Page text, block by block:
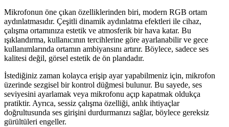
Mikrofonun öne çıkan özelliklerinden biri, modern RGB ortam
aydınlatmasıdır. Çeşitli dinamik aydınlatma efektleri ile cihaz,
çalışma ortamınıza estetik ve atmosferik bir hava katar. Bu
ışıklandırma, kullanıcının tercihlerine göre ayarlanabilir ve gece
kullanımlarında ortamın ambiyansını artırır. Böylece, sadece ses
kalitesi değil, görsel estetik de ön plandadır.
İstediğiniz zaman kolayca erişip ayar yapabilmeniz için, mikrofon
üzerinde sezgisel bir kontrol düğmesi bulunur. Bu sayede, ses
seviyesini ayarlamak veya mikrofonu açıp kapatmak oldukça
pratiktir. Ayrıca, sessiz çalışma özelliği, anlık ihtiyaçlar
doğrultusunda ses girişini durdurmanızı sağlar, böylece gereksiz
gürültüleri engeller.